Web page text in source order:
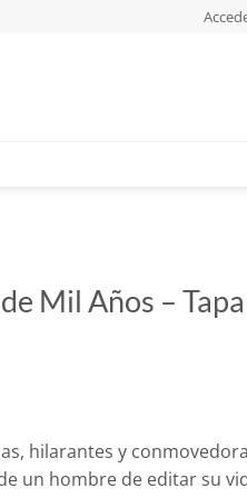
Mil Años –
hilarantes y
un hombre de editar su